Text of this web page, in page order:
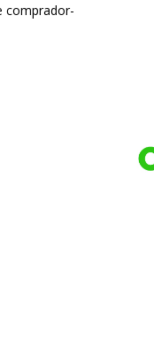
comprador-